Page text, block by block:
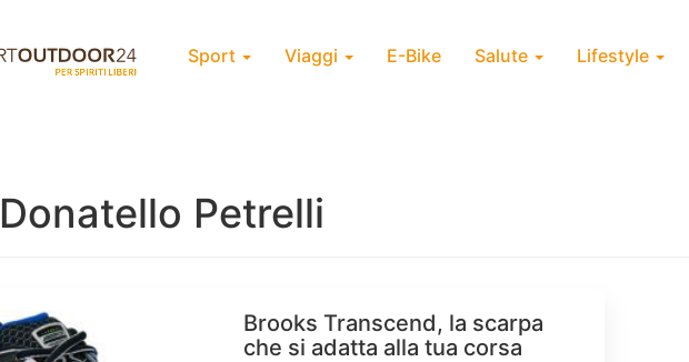
Sport Viaggi E-Bike Salute Lifestyle
Donatello Petrelli
Brooks Transcend, la scarpa
che si adatta alla tua corsa